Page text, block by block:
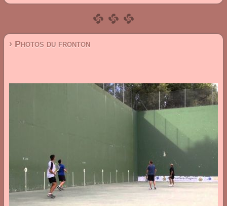
› Photos du fronton